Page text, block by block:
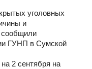
уголовных
и
сообщили
ГУНП в Сумской
2 сентября на